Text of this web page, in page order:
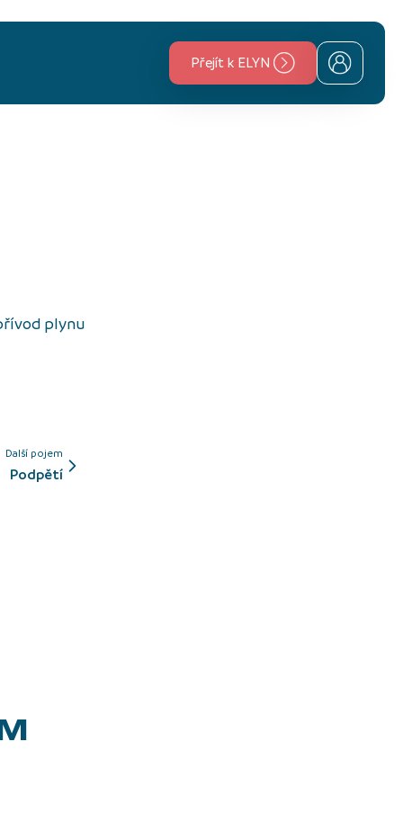
Přejít k ELYN
plynu
Další pojem
podpětí